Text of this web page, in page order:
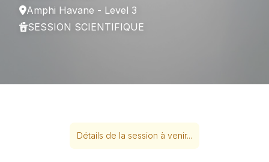
Amphi Havane - Level 3
SESSION SCIENTIFIQUE
Détails de la session à venir...